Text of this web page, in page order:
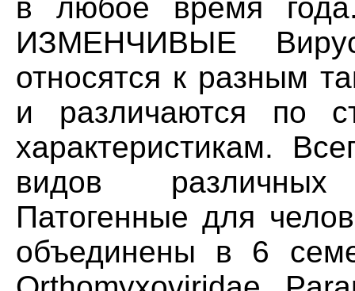
в любое время
ИЗМЕНЧИВЫЕ
относятся к разным
и различаются по
характеристикам.
видов
Патогенные для
объединены в 6